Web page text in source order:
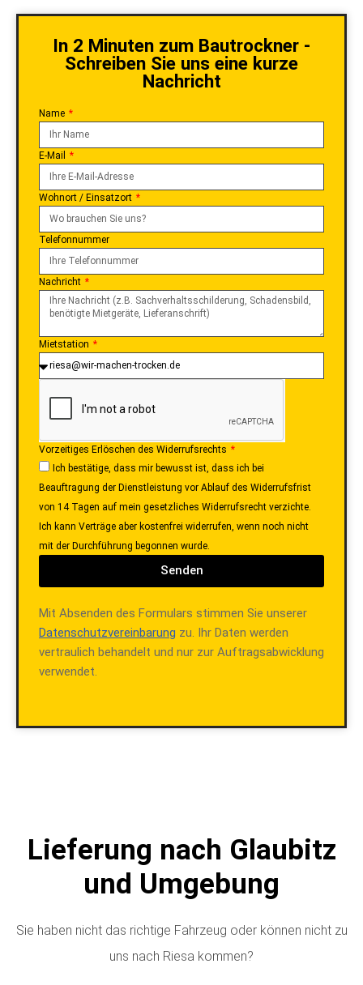
In 2 Minuten zum Bautrockner -
Schreiben Sie uns eine kurze
Nachricht
Name
E-Mail
Wohnort / Einsatzort
Telefonnummer
Nachricht
Mietstation
Vorzeitiges Erlöschen des Widerrufsrechts
Ich bestätige, dass mir bewusst ist, dass ich bei
Beauftragung der Dienstleistung vor Ablauf des Widerrufsfrist
von 14 Tagen auf mein gesetzliches Widerrufsrecht verzichte.
Ich kann Verträge aber kostenfrei widerrufen, wenn noch nicht
mit der Durchführung begonnen wurde.
Senden
Mit Absenden des Formulars stimmen Sie unserer
Datenschutzvereinbarung zu. Ihr Daten werden
vertraulich behandelt und nur zur Auftragsabwicklung
verwendet.
Lieferung nach Glaubitz
und Umgebung
Sie haben nicht das richtige Fahrzeug oder können nicht zu
uns nach Riesa kommen?